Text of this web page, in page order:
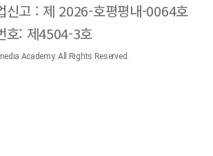
신고 : 제 2026-호평평내-0064호
호: 제4504-3호
Academy. All Rights Reserved.